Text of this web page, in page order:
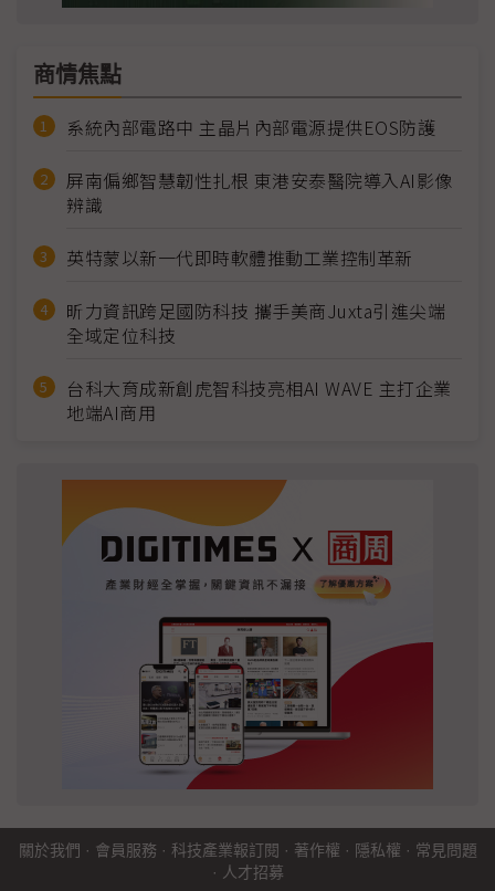
商情焦點
系統內部電路中 主晶片內部電源提供EOS防護
屏南偏鄉智慧韌性扎根 東港安泰醫院導入AI影像
辨識
英特蒙以新一代即時軟體推動工業控制革新
昕力資訊跨足國防科技 攜手美商Juxta引進尖端
全域定位科技
台科大育成新創虎智科技亮相AI WAVE 主打企業
地端AI商用
關於我們 · 會員服務 · 科技產業報訂閱 · 著作權 · 隱私權 · 常見問題
· 人才招募